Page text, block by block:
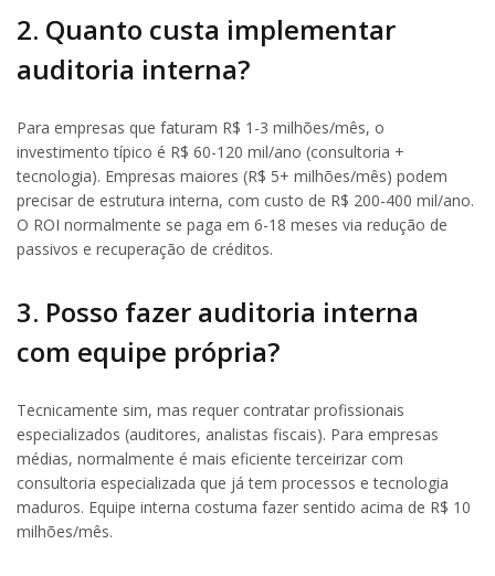
2. Quanto custa implementar
auditoria interna?
Para empresas que faturam R$ 1-3 milhões/mês, o
investimento típico é R$ 60-120 mil/ano (consultoria +
tecnologia). Empresas maiores (R$ 5+ milhões/mês) podem
precisar de estrutura interna, com custo de R$ 200-400 mil/ano.
O ROI normalmente se paga em 6-18 meses via redução de
passivos e recuperação de créditos.
3. Posso fazer auditoria interna
com equipe própria?
Tecnicamente sim, mas requer contratar profissionais
especializados (auditores, analistas fiscais). Para empresas
médias, normalmente é mais eficiente terceirizar com
consultoria especializada que já tem processos e tecnologia
maduros. Equipe interna costuma fazer sentido acima de R$ 10
milhões/mês.